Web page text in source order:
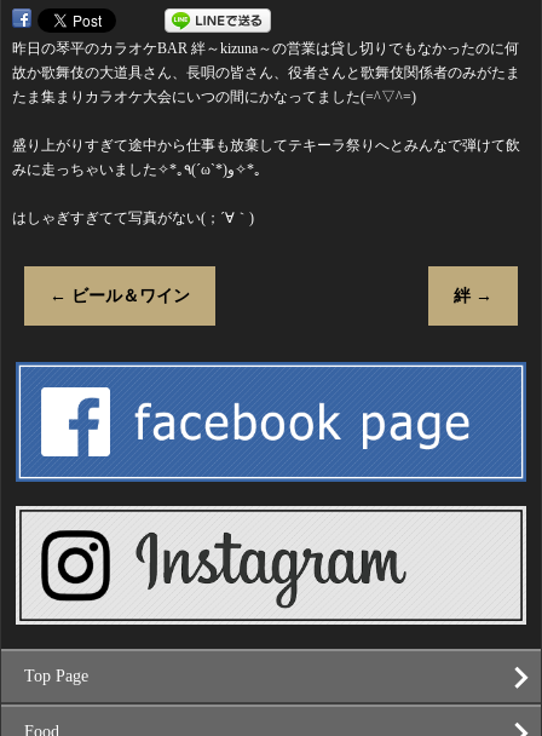
昨日の琴平のカラオケBAR 絆～kizuna～の営業は貸し切りでもなかったのに何
故か歌舞伎の大道具さん、長唄の皆さん、役者さんと歌舞伎関係者のみがたま
たま集まりカラオケ大会にいつの間にかなってました(=^▽^=)
盛り上がりすぎて途中から仕事も放棄してテキーラ祭りへとみんなで弾けて飲
みに走っちゃいました✧*｡٩(ˊωˋ*)و✧*｡
はしゃぎすぎてて写真がない(；´∀｀)
← ビール＆ワイン 絆 →
Top Page
Food